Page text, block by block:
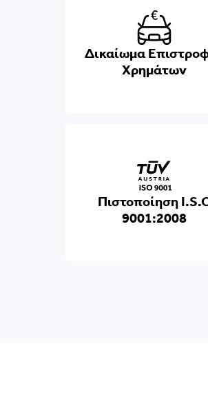
Δικαίωμα
Χρημάτων
Πιστοποίηση
9001:2008